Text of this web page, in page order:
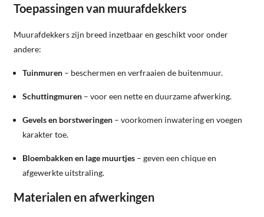
Toepassingen van muurafdekkers
Muurafdekkers zijn breed inzetbaar en geschikt voor onder
andere:
Tuinmuren – beschermen en verfraaien de buitenmuur.
Schuttingmuren – voor een nette en duurzame afwerking.
Gevels en borstweringen – voorkomen inwatering en voegen
karakter toe.
Bloembakken en lage muurtjes – geven een chique en
afgewerkte uitstraling.
Materialen en afwerkingen